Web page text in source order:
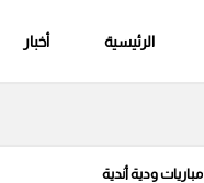
الرئيسية أخبار
مباريات ودية أندية